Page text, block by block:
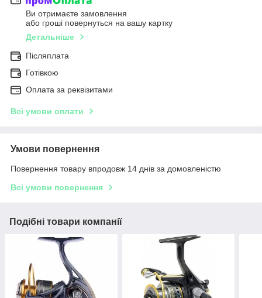
Ви отримаєте замовлення
або гроші повернуться на вашу картку
Детальніше
Післяплата
Готівкою
Оплата за реквізитами
Всі умови оплати
Умови повернення
Повернення товару впродовж 14 днів за домовленістю
Всі умови повернення
Подібні товари компанії